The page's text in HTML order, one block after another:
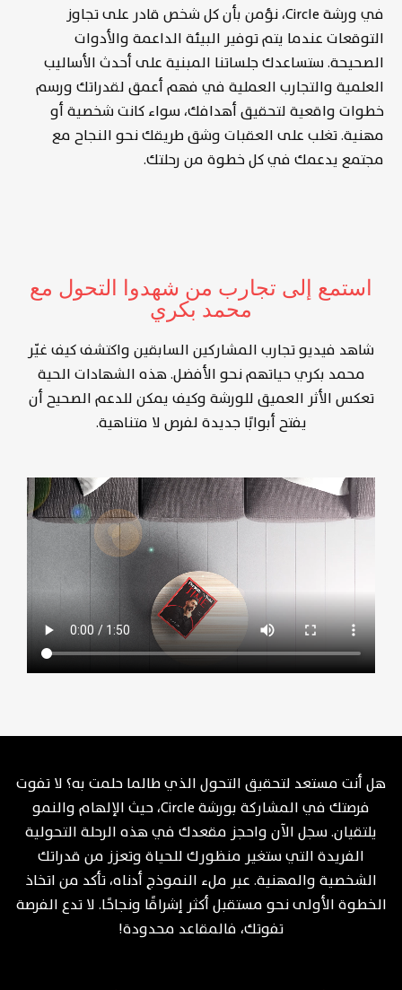
في ورشة Circle، نؤمن بأن كل شخص قادر على تجاوز
التوقعات عندما يتم توفير البيئة الداعمة والأدوات
الصحيحة. ستساعدك جلساتنا المبنية على أحدث الأساليب
العلمية والتجارب العملية في فهم أعمق لقدراتك ورسم
خطوات واقعية لتحقيق أهدافك، سواء كانت شخصية أو
مهنية. تغلب على العقبات وشق طريقك نحو النجاح مع
مجتمع يدعمك في كل خطوة من رحلتك.
استمع إلى تجارب من شهدوا التحول مع
محمد بكري
شاهد فيديو تجارب المشاركين السابقين واكتشف كيف غيّر
محمد بكري حياتهم نحو الأفضل. هذه الشهادات الحية
تعكس الأثر العميق للورشة وكيف يمكن للدعم الصحيح أن
يفتح أبوابًا جديدة لفرص لا متناهية.
هل أنت مستعد لتحقيق التحول الذي طالما حلمت به؟ لا تفوت
فرصتك في المشاركة بورشة Circle، حيث الإلهام والنمو
يلتقيان. سجل الآن واحجز مقعدك في هذه الرحلة التحولية
الفريدة التي ستغير منظورك للحياة وتعزز من قدراتك
الشخصية والمهنية. عبر ملء النموذج أدناه، تأكد من اتخاذ
الخطوة الأولى نحو مستقبل أكثر إشراقًا ونجاحًا. لا تدع الفرصة
تفوتك، فالمقاعد محدودة!